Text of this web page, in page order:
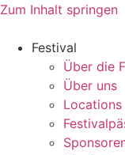
Zum Inhalt springen
Festival
Über die
Über uns